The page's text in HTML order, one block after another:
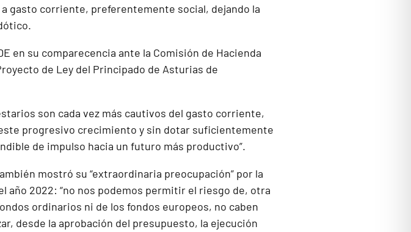
gasto corriente, preferentemente social, dejando la
en su comparecencia ante la Comisión de Hacienda
de Ley del Principado de Asturias de
son cada vez más cautivos del gasto corriente,
progresivo crecimiento y sin dotar suficientemente
de impulso hacia un futuro más productivo”.
mostró su “extraordinaria preocupación” por la
año 2022: “no nos podemos permitir el riesgo de, otra
ordinarios ni de los fondos europeos, no caben
desde la aprobación del presupuesto, la ejecución